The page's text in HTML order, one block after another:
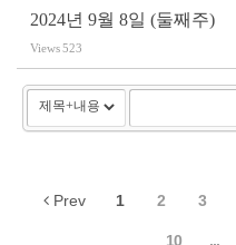
2024년 9월 8일 (둘째주)
Views523
Prev 1 2 3
10 ...